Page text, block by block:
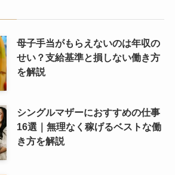
母子手当がもらえないのは年収の
せい？支給基準と損しない働き方
を解説
シングルマザーにおすすめの仕事
16選｜無理なく稼げるベストな働
き方を解説